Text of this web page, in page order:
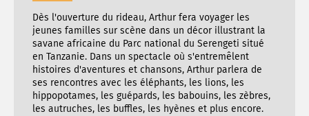
Dès l'ouverture du rideau, Arthur fera voyager les
jeunes familles sur scène dans un décor illustrant la
savane africaine du Parc national du Serengeti situé
en Tanzanie. Dans un spectacle où s'entremêlent
histoires d'aventures et chansons, Arthur parlera de
ses rencontres avec les éléphants, les lions, les
hippopotames, les guépards, les babouins, les zèbres,
les autruches, les buffles, les hyènes et plus encore.